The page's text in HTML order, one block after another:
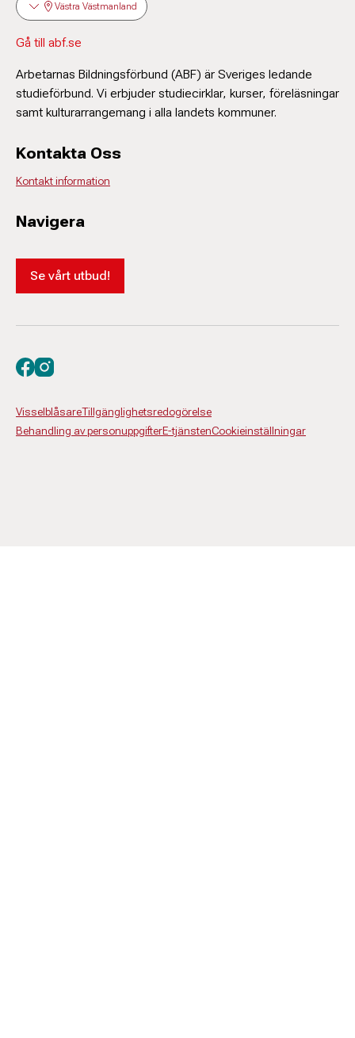
Västra Västmanland
Gå till abf.se
Arbetarnas Bildningsförbund (ABF) är Sveriges ledande
studieförbund. Vi erbjuder studiecirklar, kurser, föreläsningar
samt kulturarrangemang i alla landets kommuner.
Kontakta Oss
Kontakt information
Navigera
Se vårt utbud!
VisselblåsareTillgänglighetsredogörelse
Behandling av personuppgifterE-tjänstenCookieinställningar
Besök oss på facebook
Besök oss på instagram